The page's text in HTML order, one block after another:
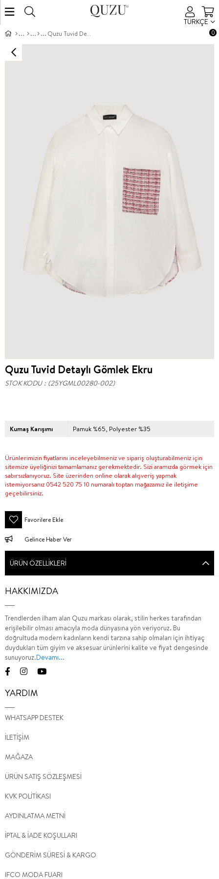
TÜRKÇE
0
Quzu Tuvid Detaylı Gömlek Ekru
Quzu Tuvid Detaylı Gömlek Ekru
STOK KODU (25YGML00280-002)
Kumaş Karışımı Pamuk %65, Polyester %35
Ürünlerimizin fiyatlarını inceleyebilmeniz ve sipariş oluşturabilmeniz için
sitemize üyeliğinizi tamamlamanız gerekmektedir. Sizi aramızda görmek için
sabırsızlanıyoruz. Site üzerinden online olarak alışveriş yapmak
istemiyorsanız 0542 520 75 10 numaralı toptan mağazamız ile iletişime
geçebilirsiniz.
Favorilere Ekle
Gelince Haber Ver
ÜRÜN ÖZELLIKLERI
HAKKIMIZDA
Trendlerden ilham alan Quzu markası olarak, stilin herkes tarafından
erişilebilir olması amacıyla moda dünyasına yön veriyoruz. Bu
doğrultuda modern kadınların kendi tarzına sahip olmaları için ihtiyaç
duydukları tüm giyim ve aksesuar ürünlerini kalite ve fiyat dengesinde
sunuyoruz.Devamı...
YARDIM
WHATSAPP DESTEK
İLETİŞİM
MAĞAZA
ÜRÜN SATIŞ SÖZLEŞMESİ
KVK POLİTİKASI
AYDINLATMA METNİ
İPTAL & İADE KOŞULLARI
GÖNDERİM SÜRESİ & KARGO
IFCO MODA FUARI